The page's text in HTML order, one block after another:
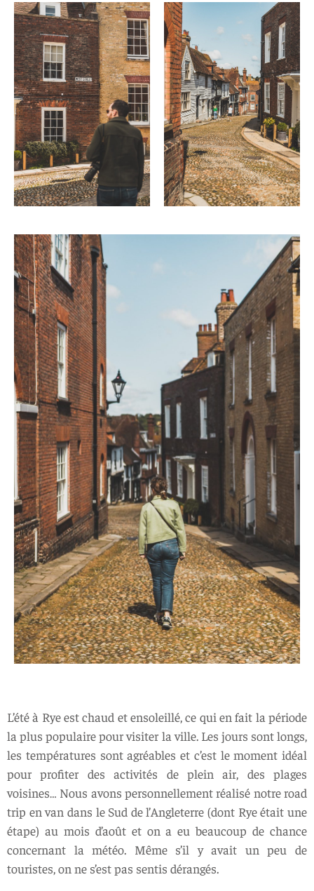
L’été à Rye est chaud et ensoleillé, ce qui en fait la période
la plus populaire pour visiter la ville. Les jours sont longs,
les températures sont agréables et c’est le moment idéal
pour profiter des activités de plein air, des plages
voisines… Nous avons personnellement réalisé notre road
trip en van dans le Sud de l’Angleterre (dont Rye était une
étape) au mois d’août et on a eu beaucoup de chance
concernant la météo. Même s’il y avait un peu de
touristes, on ne s’est pas sentis dérangés.